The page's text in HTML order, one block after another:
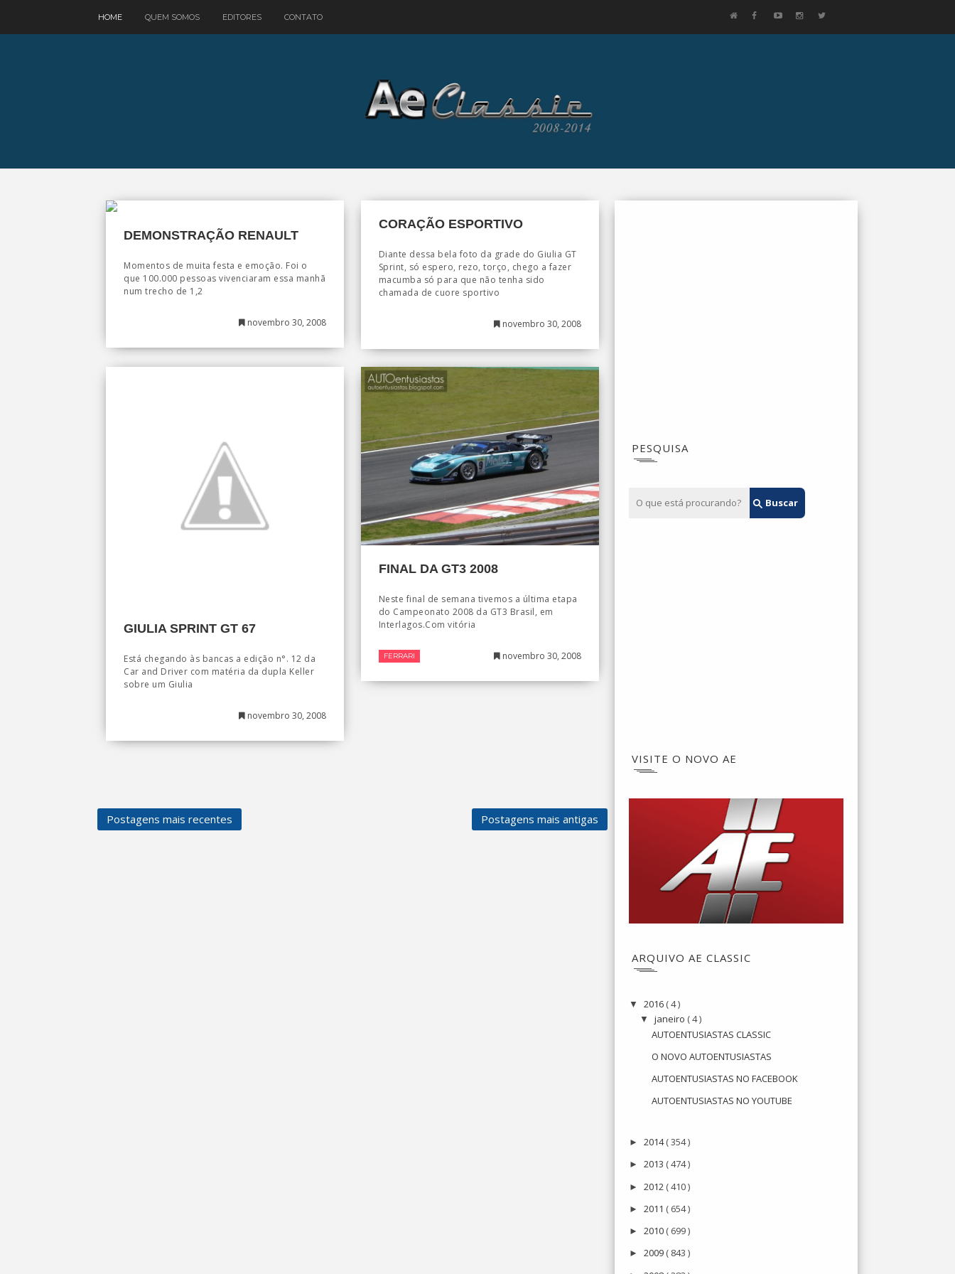
HOME QUEM SOMOS EDITORES CONTATO
DEMONSTRAÇÃO RENAULT
Momentos de muita festa e emoção. Foi o
que 100.000 pessoas vivenciaram essa manhã
num trecho de 1,2
novembro 30, 2008
CORAÇÃO ESPORTIVO
Diante dessa bela foto da grade do Giulia GT
Sprint, só espero, rezo, torço, chego a fazer
macumba só para que não tenha sido
chamada de cuore sportivo
novembro 30, 2008
GIULIA SPRINT GT 67
Está chegando às bancas a edição n°. 12 da
Car and Driver com matéria da dupla Keller
sobre um Giulia
novembro 30, 2008
FINAL DA GT3 2008
Neste final de semana tivemos a última etapa
do Campeonato 2008 da GT3 Brasil, em
Interlagos.Com vitória
FERRARI novembro 30, 2008
Postagens mais recentes Postagens mais antigas
PESQUISA
VISITE O NOVO AE
ARQUIVO AE CLASSIC
▼ 2016 ( 4 )
▼janeiro ( 4 )
AUTOENTUSIASTAS CLASSIC
O NOVO AUTOENTUSIASTAS
AUTOENTUSIASTAS NO FACEBOOK
AUTOENTUSIASTAS NO YOUTUBE
► 2014( 354 )
► 2013 ( 474 )
► 2012 ( 410 )
► 2011 ( 654 )
► 2010 ( 699 )
► 2009 ( 843 )